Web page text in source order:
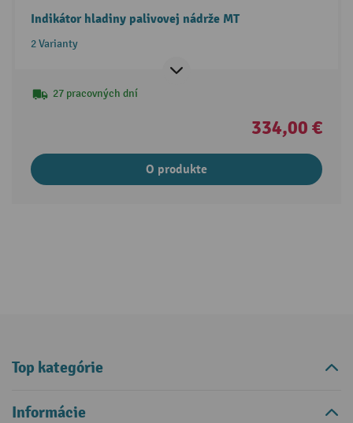
Indikátor hladiny palivovej nádrže MT
2 Varianty
27 pracovných dní
334,00 €
O produkte
Top kategórie
Informácie